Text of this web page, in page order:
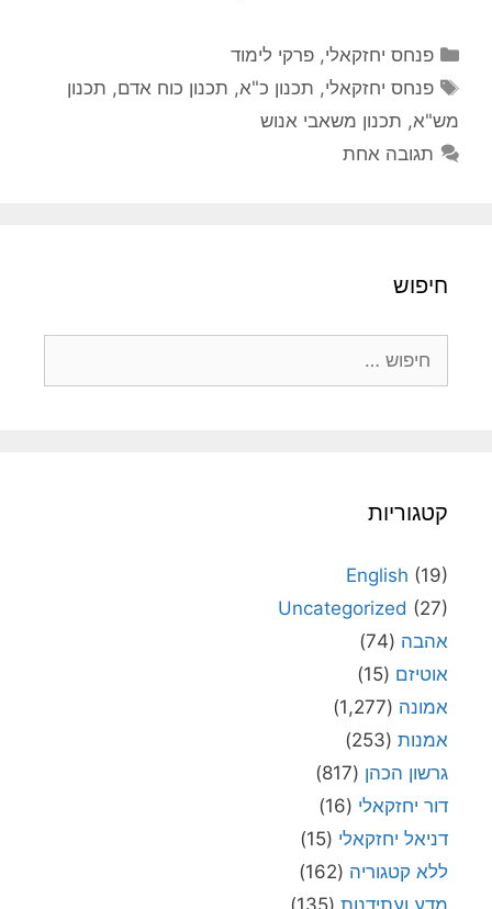
קטגוריות
פנחס יחזקאלי,פרקי לימוד
תגיות
פנחס יחזקאלי, תכנון כ"א, תכנון כוח אדם, תכנון
מש"א, תכנון משאבי אנוש
תגובה אחת
חיפוש
קטגוריות
English (19)
Uncategorized (27)
אהבה (74)
אוטיזם (15)
אמונה (1,277)
אמנות (253)
גרשון הכהן (817)
דור יחזקאלי (16)
דניאל יחזקאלי (15)
ללא קטגוריה (162)